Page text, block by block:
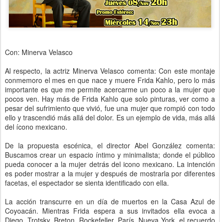
Con: Minerva Velasco
Al respecto, la actriz Minerva Velasco comenta: Con este montaje
conmemoro el mes en que nace y muere Frida Kahlo, pero lo más
importante es que me permite acercarme un poco a la mujer que
pocos ven. Hay más de Frida Kahlo que solo pinturas, ver como a
pesar del sufrimiento que vivió, fue una mujer que rompió con todo
ello y trascendió más allá del dolor. Es un ejemplo de vida, más allá
del ícono mexicano.
De la propuesta escénica, el director Abel González comenta:
Buscamos crear un espacio íntimo y minimalista; donde el público
pueda conocer a la mujer detrás del icono mexicano. La intención
es poder mostrar a la mujer y después de mostrarla por diferentes
facetas, el espectador se sienta identificado con ella.
La acción transcurre en un día de muertos en la Casa Azul de
Coyoacán. Mientras Frida espera a sus invitados ella evoca a
Diego, Trotsky, Breton, Rockefeller, París, Nueva York, el recuerdo